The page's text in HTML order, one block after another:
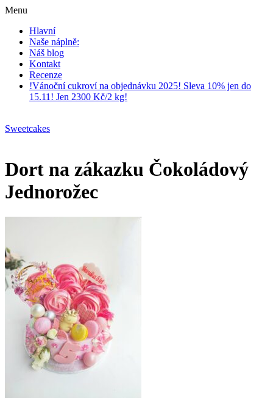
Menu
Hlavní
Naše náplně:
Náš blog
Kontakt
Recenze
!Vánoční cukroví na objednávku 2025! Sleva 10% jen do
15.11! Jen 2300 Kč/2 kg!
Sweetcakes
Dort na zákazku Čokoládový
Jednorožec